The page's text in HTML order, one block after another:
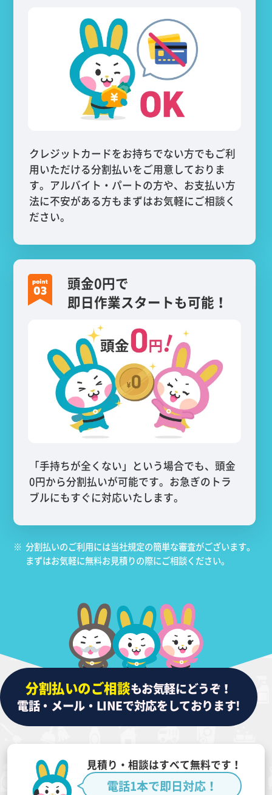
クレジットカードをお持ちでない方でもご利
用いただける分割払いをご用意しておりま
す。アルバイト・パートの方や、お支払い方
法に不安がある方もまずはお気軽にご相談く
ださい。
頭金0円で
即日作業スタートも可能！
「手持ちが全くない」という場合でも、頭金
0円から分割払いが可能です。お急ぎのトラ
ブルにもすぐに対応いたします。
※ 分割払いのご利用には当社規定の簡単な審査がございます。
まずはお気軽に無料お見積りの際にご相談ください。
分割払いのご相談もお気軽にどうぞ！
電話・メール・LINEで対応をしております!
見積り・相談はすべて無料です！
電話1本で即日対応！